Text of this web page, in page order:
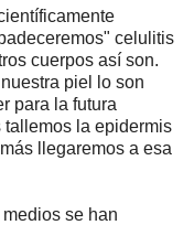
celulitis
cuerpos así son.
piel lo son
para la futura
tallemos la epidermis
llegaremos a esa
se han